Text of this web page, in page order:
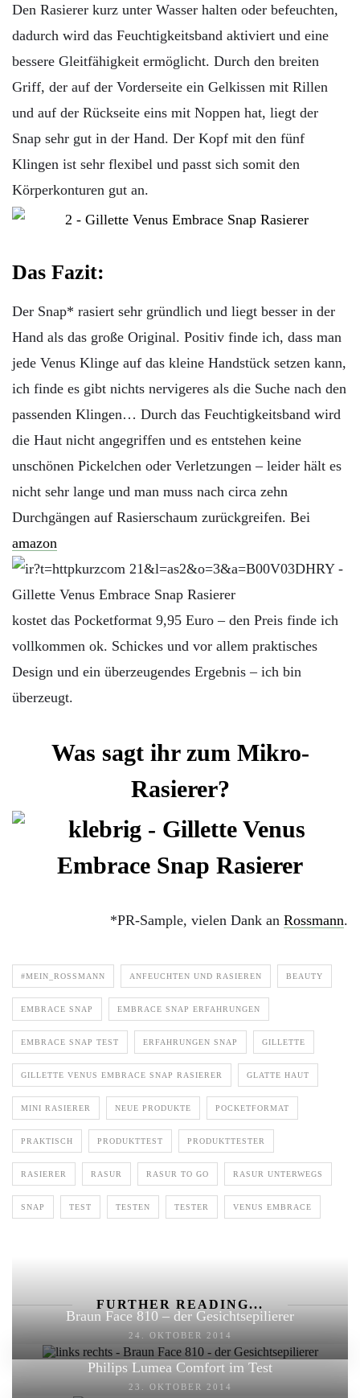
Den Rasierer kurz unter Wasser halten oder befeuchten,
dadurch wird das Feuchtigkeitsband aktiviert und eine
bessere Gleitfähigkeit ermöglicht. Durch den breiten
Griff, der auf der Vorderseite ein Gelkissen mit Rillen
und auf der Rückseite eins mit Noppen hat, liegt der
Snap sehr gut in der Hand. Der Kopf mit den fünf
Klingen ist sehr flexibel und passt sich somit den
Körperkonturen gut an.
Das Fazit:
Der Snap* rasiert sehr gründlich und liegt besser in der
Hand als das große Original. Positiv finde ich, dass man
jede Venus Klinge auf das kleine Handstück setzen kann,
ich finde es gibt nichts nervigeres als die Suche nach den
passenden Klingen… Durch das Feuchtigkeitsband wird
die Haut nicht angegriffen und es entstehen keine
unschönen Pickelchen oder Verletzungen – leider hält es
nicht sehr lange und man muss nach circa zehn
Durchgängen auf Rasierschaum zurückgreifen. Bei
amazon
kostet das Pocketformat 9,95 Euro – den Preis finde ich
vollkommen ok. Schickes und vor allem praktisches
Design und ein überzeugendes Ergebnis – ich bin
überzeugt.
Was sagt ihr zum Mikro-
Rasierer?
*PR-Sample, vielen Dank an Rossmann.
#MEIN_ROSSMANN ANFEUCHTEN UND RASIEREN BEAUTY
EMBRACE SNAP EMBRACE SNAP ERFAHRUNGEN
EMBRACE SNAP TEST ERFAHRUNGEN SNAP GILLETTE
GILLETTE VENUS EMBRACE SNAP RASIERER GLATTE HAUT
MINI RASIERER NEUE PRODUKTE POCKETFORMAT
PRAKTISCH PRODUKTTEST PRODUKTTESTER
RASIERER RASUR RASUR TO GO RASUR UNTERWEGS
SNAP TEST TESTEN TESTER VENUS EMBRACE
FURTHER READING...
Braun Face 810 – der Gesichtsepilierer
24. OKTOBER 2014
Philips Lumea Comfort im Test
23. OKTOBER 2014